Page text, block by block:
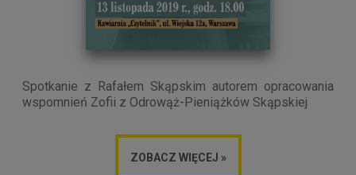
Spotkanie z Rafałem Skąpskim autorem opracowania
wspomnień Zofii z Odrowąż-Pieniążków Skąpskiej
ZOBACZ WIĘCEJ »